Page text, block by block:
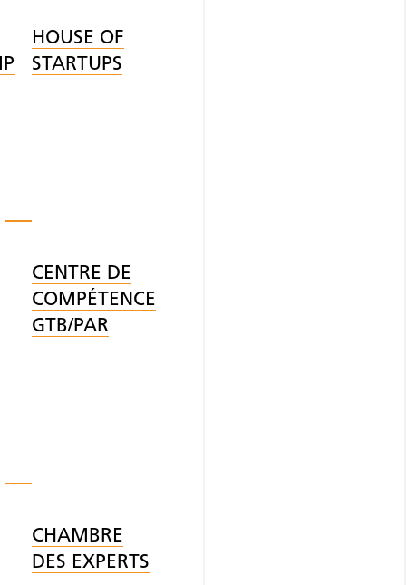
HOUSE OF
STARTUPS
CENTRE DE
COMPÉTENCE
GTB/PAR
CHAMBRE
DES EXPERTS